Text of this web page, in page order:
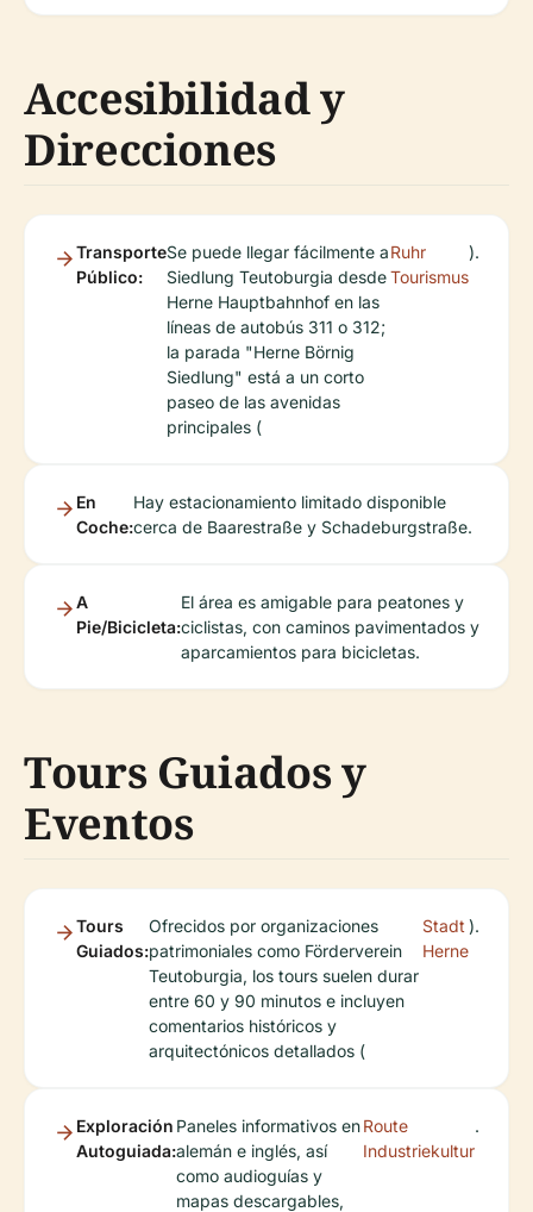
Accesibilidad y
Direcciones
Transporte
Público:
Se puede llegar fácilmente a
Siedlung Teutoburgia desde
Herne Hauptbahnhof en las
líneas de autobús 311 o 312;
la parada "Herne Börnig
Siedlung" está a un corto
paseo de las avenidas
principales (
Ruhr
Tourismus
).
En
Coche:
Hay estacionamiento limitado disponible
cerca de Baarestraße y Schadeburgstraße.
A
Pie/Bicicleta:
El área es amigable para peatones y
ciclistas, con caminos pavimentados y
aparcamientos para bicicletas.
Tours Guiados y
Eventos
Tours
Guiados:
Ofrecidos por organizaciones
patrimoniales como Förderverein
Teutoburgia, los tours suelen durar
entre 60 y 90 minutos e incluyen
comentarios históricos y
arquitectónicos detallados (
Stadt
Herne
).
Exploración
Autoguiada:
Paneles informativos en
alemán e inglés, así
como audioguías y
mapas descargables,
Route
Industriekultur
.